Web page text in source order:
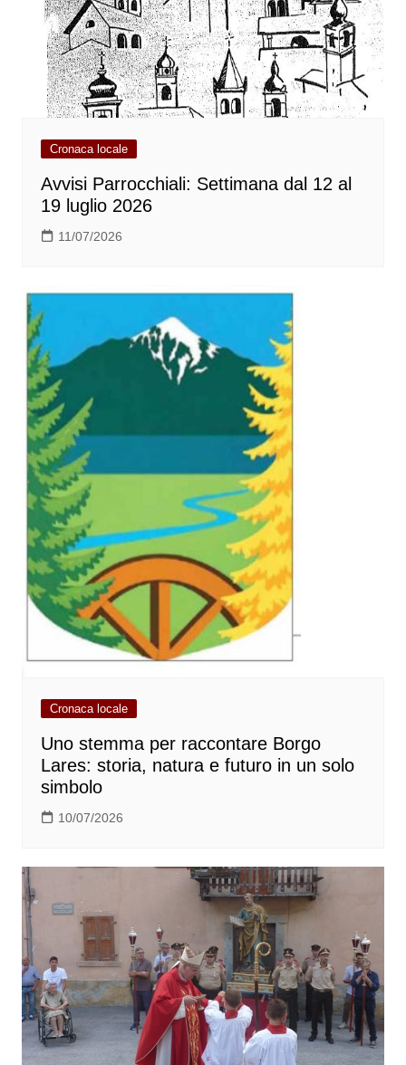
Cronaca locale
Avvisi Parrocchiali: Settimana dal 12 al
19 luglio 2026
11/07/2026
Cronaca locale
Uno stemma per raccontare Borgo
Lares: storia, natura e futuro in un solo
simbolo
10/07/2026